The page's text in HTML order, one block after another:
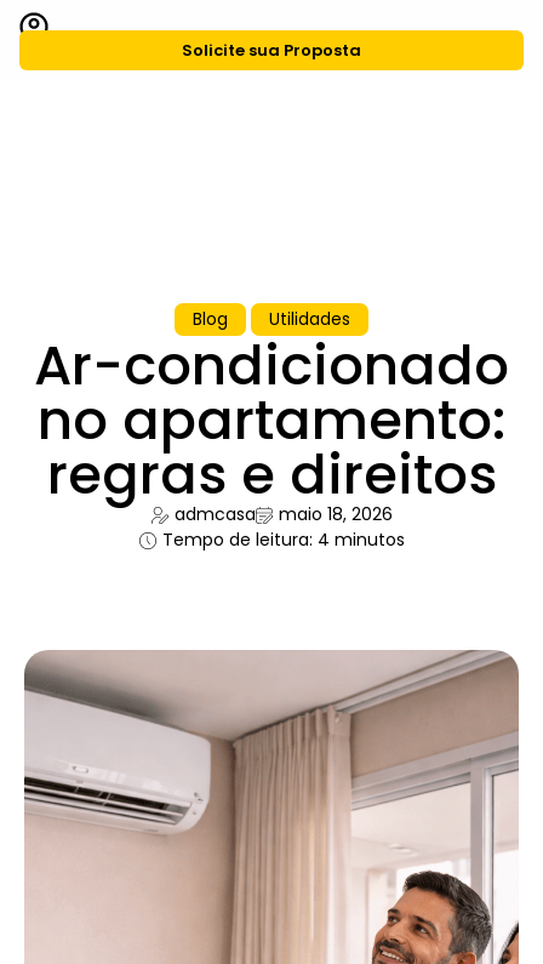
Solicite sua Proposta
Blog Utilidades
Ar-condicionado
no apartamento:
regras e direitos
admcasa
maio 18, 2026
Tempo de leitura: 4 minutos